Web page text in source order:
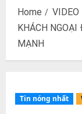
Home
VIDEO
KHÁCH
MẠNH
Tin nóng nhất